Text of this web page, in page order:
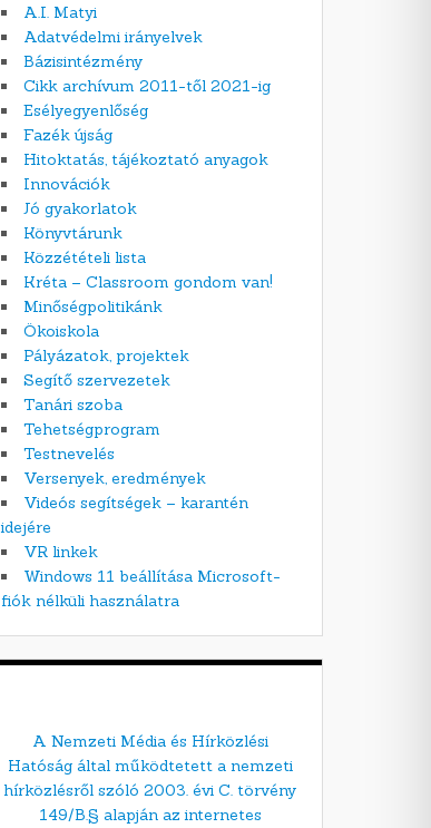
A.I. Matyi
Adatvédelmi irányelvek
Bázisintézmény
Cikk archívum 2011-től 2021-ig
Esélyegyenlőség
Fazék újság
Hitoktatás, tájékoztató anyagok
Innovációk
Jó gyakorlatok
Könyvtárunk
Közzétételi lista
Kréta – Classroom gondom van!
Minőségpolitikánk
Ökoiskola
Pályázatok, projektek
Segítő szervezetek
Tanári szoba
Tehetségprogram
Testnevelés
Versenyek, eredmények
Videós segítségek – karantén
idejére
VR linkek
Windows 11 beállítása Microsoft-
fiók nélküli használatra
A Nemzeti Média és Hírközlési
Hatóság által működtetett a nemzeti
hírközlésről szóló 2003. évi C. törvény
149/B.§ alapján az internetes